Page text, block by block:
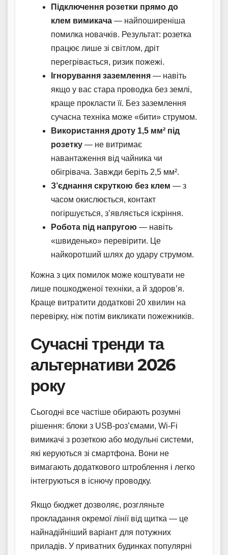
Підключення розетки прямо до
клем вимикача — найпоширеніша
помилка новачків. Результат: розетка
працює лише зі світлом, дріт
перегрівається, ризик пожежі.
Ігнорування заземлення — навіть
якщо у вас стара проводка без землі,
краще прокласти її. Без заземлення
сучасна техніка може «бити» струмом.
Використання дроту 1,5 мм² під
розетку — не витримає
навантаження від чайника чи
обігрівача. Завжди беріть 2,5 мм².
З’єднання скруткою без клем — з
часом окислюється, контакт
погіршується, з’являється іскріння.
Робота під напругою — навіть
«швиденько» перевірити. Це
найкоротший шлях до удару струмом.
Кожна з цих помилок може коштувати не
лише пошкодженої техніки, а й здоров’я.
Краще витратити додаткові 20 хвилин на
перевірку, ніж потім викликати пожежників.
Сучасні тренди та
альтернативи 2026
року
Сьогодні все частіше обирають розумні
рішення: блоки з USB-роз’ємами, Wi-Fi
вимикачі з розеткою або модульні системи,
які керуються зі смартфона. Вони не
вимагають додаткового штроблення і легко
інтегруються в існючу проводку.
Якщо бюджет дозволяє, розгляньте
прокладання окремої лінії від щитка — це
найнадійніший варіант для потужних
приладів. У приватних будинках популярні